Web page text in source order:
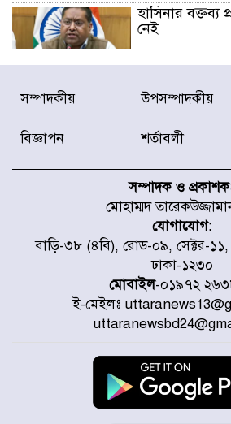
হাসিনার বক্তব্য
নেই
জুলাই
মিতুর খোঁজ
শহীদের
জুলাই
শহীদ জাবির
লেখা ইতিহাস
রাজধানীতে আজ
জানাল আবহাওয়া
জুলাই
শহীদ মীর মুগ্ধ
সম্পাদকীয় উপসম্পাদকীয়
বিজ্ঞাপন শর্তাবলী
সম্পাদক ও
মোহাম্মদ
যোগাযোগ:
বাড়ি-৩৮ (৪বি), রোড-০৯, সেক্টর-১১,
ঢাকা-১২৩০
মোবাইল-০১৯৭২
ই-মেইলঃ